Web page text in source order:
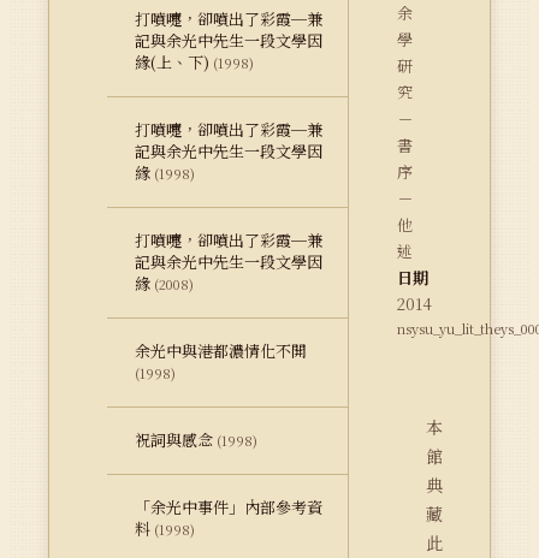
打噴嚏，卻噴出了彩霞─兼
記與余光中先生一段文學因
緣(上、下) (1998)
打噴嚏，卻噴出了彩霞─兼
記與余光中先生一段文學因
緣 (1998)
打噴嚏，卻噴出了彩霞─兼
記與余光中先生一段文學因
緣 (2008)
余光中與港都濃情化不開
(1998)
祝詞與感念 (1998)
「余光中事件」內部參考資
料 (1998)
余
學
研
究
－
書
序
－
他
述
日期
2014
本
館
典
藏
此